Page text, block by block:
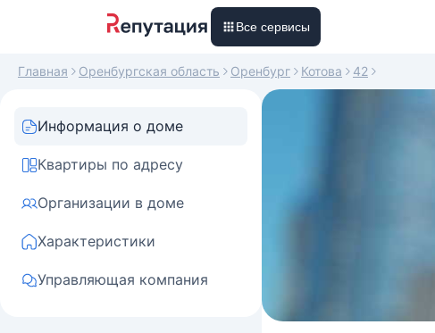
Все сервисы
Главная Оренбургская область Оренбург Котова 42
Информация о доме
Квартиры по адресу
Организации в доме
Характеристики
Управляющая компания